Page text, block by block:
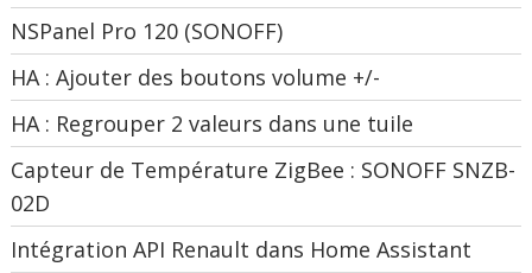
NSPanel Pro 120 (SONOFF)
HA : Ajouter des boutons volume +/-
HA : Regrouper 2 valeurs dans une tuile
Capteur de Température ZigBee : SONOFF SNZB-
02D
Intégration API Renault dans Home Assistant